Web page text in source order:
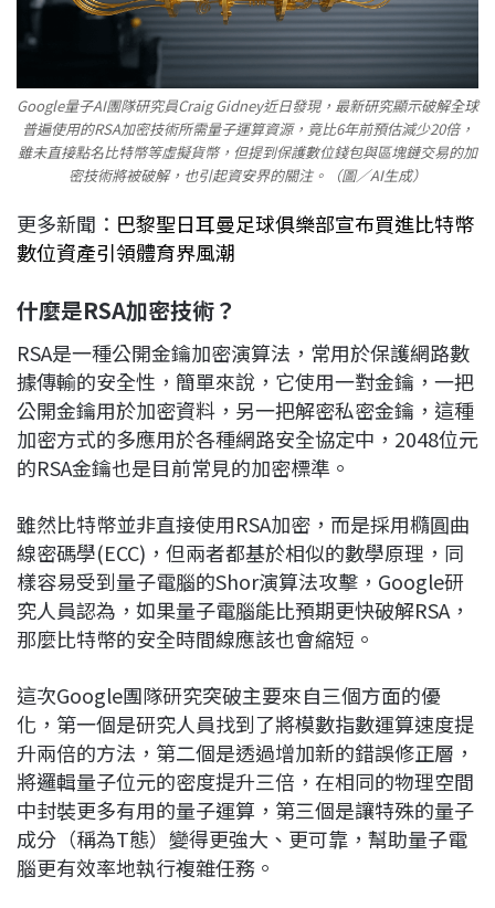
Google量子AI團隊研究員Craig Gidney近日發現，最新研究顯示破解全球
普遍使用的RSA加密技術所需量子運算資源，竟比6年前預估減少20倍，
雖未直接點名比特幣等虛擬貨幣，但提到保護數位錢包與區塊鏈交易的加
密技術將被破解，也引起資安界的關注。（圖／AI生成）
更多新聞： 巴黎聖日耳曼足球俱樂部宣布買進比特幣
數位資產引領體育界風潮
什麼是RSA加密技術？
RSA是一種公開金鑰加密演算法，常用於保護網路數
據傳輸的安全性，簡單來說，它使用一對金鑰，一把
公開金鑰用於加密資料，另一把解密私密金鑰，這種
加密方式的多應用於各種網路安全協定中，2048位元
的RSA金鑰也是目前常見的加密標準。
雖然比特幣並非直接使用RSA加密，而是採用橢圓曲
線密碼學(ECC)，但兩者都基於相似的數學原理，同
樣容易受到量子電腦的Shor演算法攻擊，Google研
究人員認為，如果量子電腦能比預期更快破解RSA，
那麼比特幣的安全時間線應該也會縮短。
這次Google團隊研究突破主要來自三個方面的優
化，第一個是研究人員找到了將模數指數運算速度提
升兩倍的方法，第二個是透過增加新的錯誤修正層，
將邏輯量子位元的密度提升三倍，在相同的物理空間
中封裝更多有用的量子運算，第三個是讓特殊的量子
成分（稱為T態）變得更強大、更可靠，幫助量子電
腦更有效率地執行複雜任務。